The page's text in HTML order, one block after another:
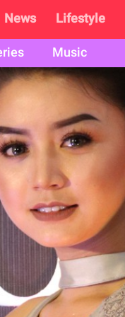
News Lifestyle
Music